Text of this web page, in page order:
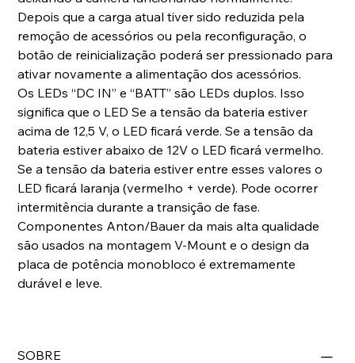
Depois que a carga atual tiver sido reduzida pela
remoção de acessórios ou pela reconfiguração, o
botão de reinicialização poderá ser pressionado para
ativar novamente a alimentação dos acessórios.
Os LEDs “DC IN” e “BATT” são LEDs duplos. Isso
significa que o LED Se a tensão da bateria estiver
acima de 12,5 V, o LED ficará verde. Se a tensão da
bateria estiver abaixo de 12V o LED ficará vermelho.
Se a tensão da bateria estiver entre esses valores o
LED ficará laranja (vermelho + verde). Pode ocorrer
intermitência durante a transição de fase.
Componentes Anton/Bauer da mais alta qualidade
são usados ​​na montagem V-Mount e o design da
placa de potência monobloco é extremamente
durável e leve.
SOBRE